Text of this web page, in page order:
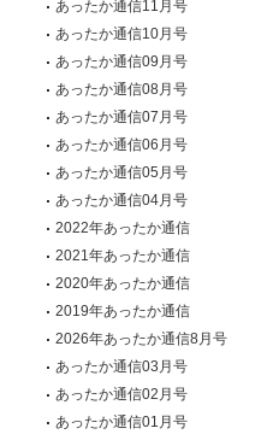
あったか通信11月号
あったか通信10月号
あったか通信09月号
あったか通信08月号
あったか通信07月号
あったか通信06月号
あったか通信05月号
あったか通信04月号
2022年あったか通信
2021年あったか通信
2020年あったか通信
2019年あったか通信
2026年あったか通信8月号
あったか通信03月号
あったか通信02月号
あったか通信01月号